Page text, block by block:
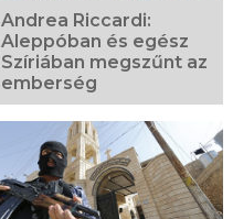
Andrea Riccardi:
Aleppóban és egész
Szíriában megszűnt az
emberség